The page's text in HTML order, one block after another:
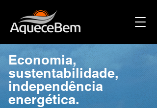
Economia,
sustentabilidade,
independência
energética.